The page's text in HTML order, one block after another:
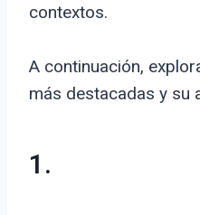
contextos.
A continuación,
más destacadas y su
1.